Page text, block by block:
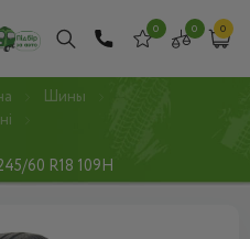
0 0 0
Шины
60 R18 109H